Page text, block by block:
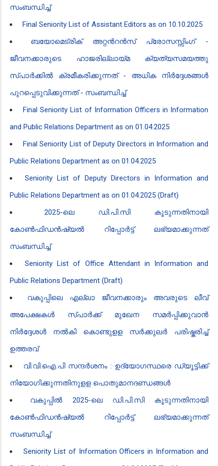
സംബന്ധിച്ച്
Final Seniority List of Assistant Editors as on 10.10.2025
ബയോമെട്രിക് അറ്റൻ‍റൻ‍സ് പ്രോസസ്സിംഗ് -
ജീവനക്കാരുടെ ഹാജരില്ലായ്മ ക്യത്യസമയത്തു
സ്പാർക്കിൽ ക്രമീകരിക്കുന്നത് - അധിക നിർദ്ദേശങ്ങൾ
പുറപ്പെടുവിക്കുന്നത് - സംബന്ധിച്ച്
Final Seniority List of Information Officers in Information
and Public Relations Department as on 01.04.2025
Final Seniority List of Deputy Directors in Information and
Public Relations Department as on 01.04.2025
Seniority List of Deputy Directors in Information and
Public Relations Department as on 01.04.2025 (Draft)
2025-ലെ ഡി.പി.സി കൂടുന്നതിനായി
കോൺഫിഡൻ‍ഷ്യൽ റിപ്പോർട്ട് ലഭ്യമാക്കുന്നത്
സംബന്ധിച്ച്
Seniority List of Office Attendant in Information and
Public Relations Department (Draft)
വ​കുപ്പിലെ എല്ലാ ജീവനക്കാരും അവരുടെ ലീവ്
അപേക്ഷകൾ സ്പാർക്ക് മുഖേന സമർപ്പിക്കുവാൻ‍
നിർദ്ദേശൾ നൽകി കൊണ്ടുളള സർക്കുലർ പരിഷ്കരിച്ച്
ഉത്തരവ്
വി.വി.ഐ.പി സന്ദർശനം : ഉദ്യോഗസ്ഥരെ ഡ്യൂട്ടിക്ക്
നിയോഗിക്കുന്നതിനുളള പൊതുമാനദണ്ഡങ്ങൾ
വ​കുപ്പിൽ 2025-ലെ ഡി.പി.സി കൂടുന്നതിനായി
കോൺഫിഡൻ‍ഷ്യൽ റിപ്പോർട്ട് ലഭ്യമാക്കുന്നത്
സംബന്ധിച്ച്
Seniority List of Information Officers in Information and